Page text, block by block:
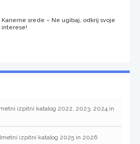
Karierne srede – Ne ugibaj, odkrij svoje
interese!
izpitni katalog 2022, 2023, 2024 in
izpitni katalog 2025 in 2026